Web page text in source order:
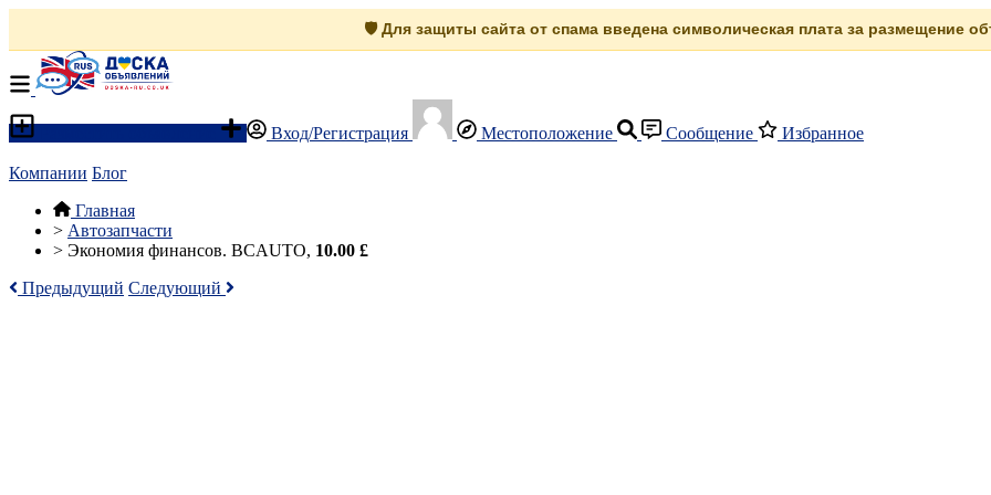
🛡️ Для защиты сайта от спама введена символическая плата за размещение
Вход/Регистрация Местоположение Сообщение Избранное
Компании Блог
Главная
> Автозапчасти
> Экономия финансов. BCAUTO, 10.00 £
Предыдущий Следующий